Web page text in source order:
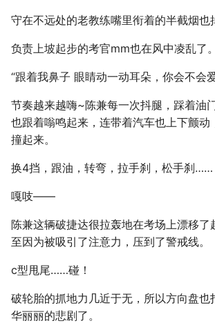
守在不远处的老教练嘴里衔着的半截烟也
负责上坡起步的考官mm也在风中凌乱了。
“跟着我鼻子 眼睛动一动耳朵，你会不会
节奏越来越嗨~陈兼每一次抖腿，踩着油
也跟着嗡鸣起来，连带着汽车也上下颤动
撞起来。
换4挡，跟油，转弯，拉手刹，松手刹……
嘎吱——
陈兼这辆破捷达很拉轰地在考场上漂移了
至因为被吸引了注意力，压到了警戒线。
c型甩尾……碰！
破轮胎的抓地力几近于无，所以方向盘
华丽丽的悲剧了。